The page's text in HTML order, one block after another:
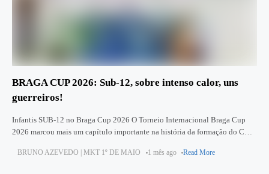
BRAGA CUP 2026: Sub-12, sobre intenso calor, uns
guerreiros!
Infantis SUB-12 no Braga Cup 2026 O Torneio Internacional Braga Cup
2026 marcou mais um capítulo importante na história da formação do CD
BRUNO AZEVEDO | MKT 1º DE MAIO 1 mês ago Read More